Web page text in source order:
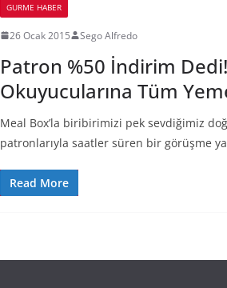
GURME HABER
26 Ocak 2015 Sego Alfredo
Patron %50 İndirim
Okuyucularına Tüm
Meal Box’la biribirimizi pek sevdiğimiz
patronlarıyla saatler süren bir görüşme
Read More